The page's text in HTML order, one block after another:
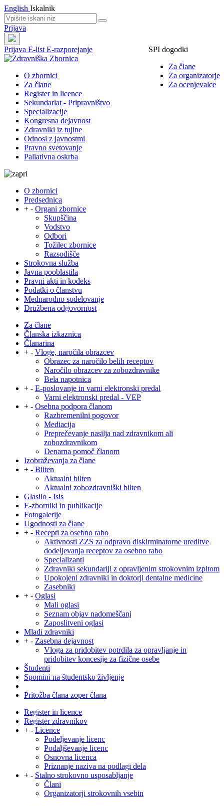
English Iskalnik
Prijava
Prijava
SPI dogodki
Za člane
Za organizatorje
Za ocenjevalce
E-list E-razporejanje
O zbornici
Za člane
Register in licence
Sekundariat - Pripravništvo
Specializacije
Kongresna dejavnost
Zdravniki iz tujine
Odnosi z javnostmi
Pravno svetovanje
Paliativna oskrba
O zbornici
Predsednica
+ - Organi zbornice
Skupščina
Vodstvo
Odbori
Tožilec zbornice
Razsodišče
Strokovna služba
Javna pooblastila
Pravni akti in kodeks
Podatki o članstvu
Mednarodno sodelovanje
Družbena odgovornost
Za člane
Članska izkaznica
Članarina
+ - Vloge, naročila obrazcev
Obrazec za naročilo belih receptov
Naročilo obrazcev za zobozdravnike
Bela napotnica
+ - E-poslovanje in varni elektronski predal
Varni elektronski predal - VEP
+ - Osebna podpora članom
Razbremenilni pogovor
Mediacija
Preprečevanje nasilja nad zdravnikom ali
zobozdravnikom
Denarna pomoč članom
Izobraževanja za člane
+ - Bilten
Aktualni bilten
Aktualni zobozdravniški bilten
Glasilo - Isis
E-zborniki in publikacije
Fotogalerije
Ugodnosti za člane
+ - Recepti za osebno rabo
Aktivnosti ZZS za odpravo diskirminatorne ureditve
dodeljevanja receptov za osebno rabo
Specializanti
Zdravniki sekundariji z opravljenim strokovnim izpitom
Upokojeni zdravniki in doktorji dentalne medicine
Zasebniki
+ - Oglasi
Mali oglasi
Seznam objav nadomeščanj
Zaposlitveni oglasi
Mladi zdravniki
+ - Zasebna dejavnost
Vloga za pridobitev potrdila za opravljanje in
pridobitev koncesije za fizične osebe
Študenti
Spomini na študentsko življenje
Pritožba člana zoper člana
Register in licence
Register zdravnikov
+ - Licence
Podeljevanje licenc
Podaljševanje licenc
Osnovna licenca
Priznanje naziva na podlagi dela
+ - Stalno strokovno usposabljanje
Člani
Organizatorji strokovnih vsebin